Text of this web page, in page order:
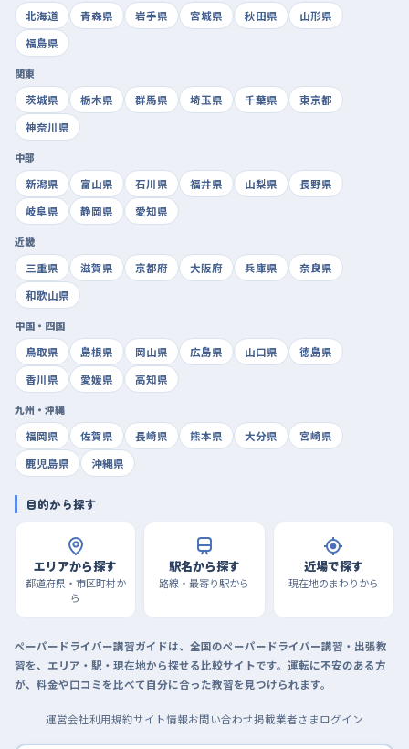
北海道
青森県 岩手県 宮城県 秋田県
山形県
福島県
関東
茨城県
栃木県 群馬県 埼玉県 千葉県
東京都
神奈川県
中部
新潟県
富山県 石川県 福井県 山梨県
長野県
岐阜県
静岡県 愛知県
近畿
三重県
滋賀県 京都府 大阪府 兵庫県
奈良県
和歌山県
中国・四国
鳥取県
島根県 岡山県 広島県 山口県
徳島県
香川県
愛媛県 高知県
九州・沖縄
福岡県
佐賀県 長崎県 熊本県 大分県
宮崎県
鹿児島県
沖縄県
目的から探す
エリアから探す
都道府県・市区町村か
ら
駅名から探す
路線・最寄り駅から
近場で探す
現在地のまわりから
ペーパードライバー講習ガイドは、全国のペーパードライバー講習・出張教
習を、エリア・駅・現在地から探せる比較サイトです。運転に不安のある方
が、料金や口コミを比べて自分に合った教習を見つけられます。
運営会社利用規約サイト情報お問い合わせ掲載業者さまログイン